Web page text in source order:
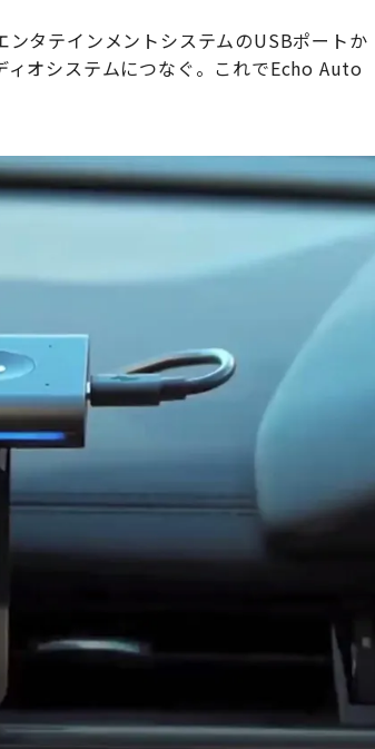
タテインメントシステムのUSBポートか
オシステムにつなぐ。これでEcho Auto